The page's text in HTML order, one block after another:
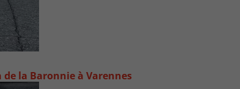
la Baronnie à Varennes